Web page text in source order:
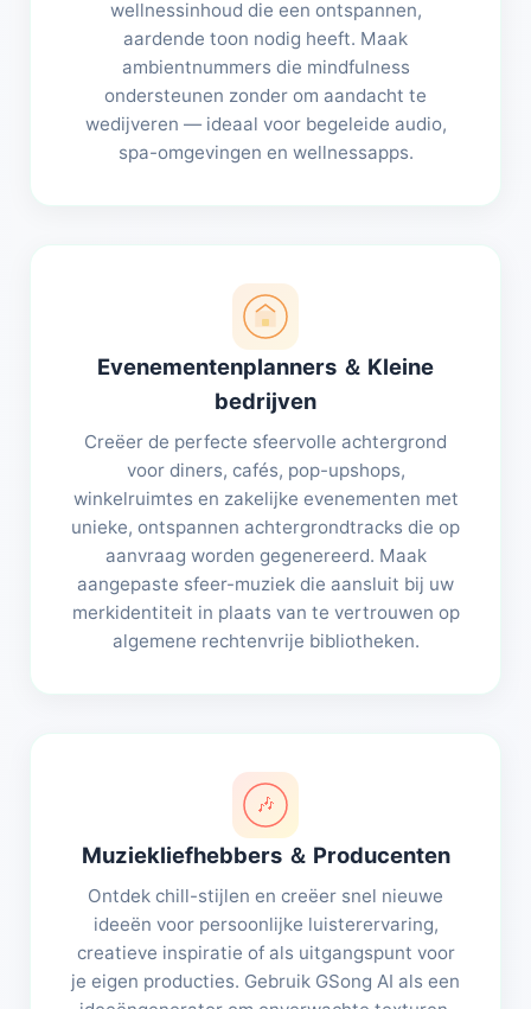
wellnessinhoud die een ontspannen,
aardende toon nodig heeft. Maak
ambientnummers die mindfulness
ondersteunen zonder om aandacht te
wedijveren — ideaal voor begeleide audio,
spa-omgevingen en wellnessapps.
Evenementenplanners ＆ Kleine
bedrijven
Creëer de perfecte sfeervolle achtergrond
voor diners, cafés, pop-upshops,
winkelruimtes en zakelijke evenementen met
unieke, ontspannen achtergrondtracks die op
aanvraag worden gegenereerd. Maak
aangepaste sfeer-muziek die aansluit bij uw
merkidentiteit in plaats van te vertrouwen op
algemene rechtenvrije bibliotheken.
🎶
Muziekliefhebbers ＆ Producenten
Ontdek chill-stijlen en creëer snel nieuwe
ideeën voor persoonlijke luisterervaring,
creatieve inspiratie of als uitgangspunt voor
je eigen producties. Gebruik GSong AI als een